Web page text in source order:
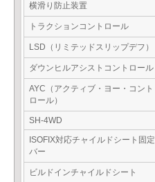
横滑り防止装置
トラクションコントロール
LSD（リミテッドスリップデフ）
ダウンヒルアシストコントロール
AYC（アクティブ・ヨー・コント
ロール）
SH-4WD
ISOFIX対応チャイルドシート固定
バー
ビルドインチャイルドシート